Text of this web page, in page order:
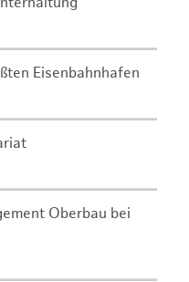
Eisenbahnhafen
Oberbau bei